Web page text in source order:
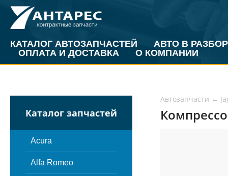
КАТАЛОГ АВТОЗАПЧАСТЕЙ
АВТО В РАЗБОР
ОПЛАТА И ДОСТАВКА
О КОМПАНИИ
Каталог запчастей
Acura
Alfa Romeo
Автозапчасти ←